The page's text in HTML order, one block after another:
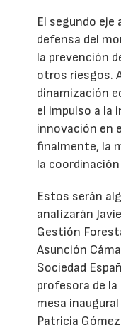
El segundo
defensa del
la prevención
otros riesgos.
dinamización
el impulso a la
innovación en
finalmente, la
la
Estos serán
analizarán
Gestión
Asunción
Sociedad
profesora de la
mesa
Patricia